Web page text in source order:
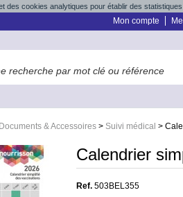
cookies analytiques pour établir des
Mon compte
Documents & Accessoires > Suivi médical >
Calendrier
Ref. 503BEL355